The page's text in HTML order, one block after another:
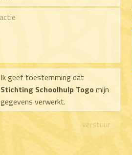
Ik geef toestemming dat
Stichting Schoolhulp Togo mijn
gegevens verwerkt.